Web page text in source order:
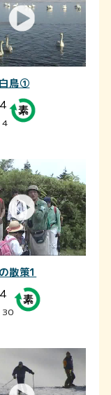
鳥①
4
散策1
30